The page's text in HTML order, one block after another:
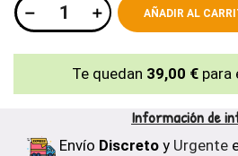
AÑADIR AL
Te quedan 39,00 € para
Información de
Envío Discreto y Urgente